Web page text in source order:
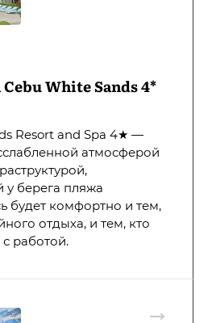
White Sands 4*
Resort and Spa 4★ —
атмосферой
берега пляжа
будет комфортно и тем,
отдыха, и тем, кто
с работой.